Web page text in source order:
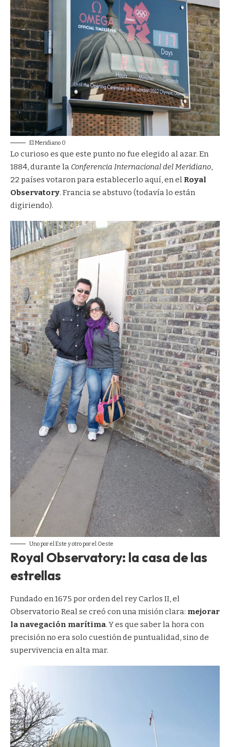
El Meridiano 0
Lo curioso es que este punto no fue elegido al azar. En
1884, durante la Conferencia Internacional del Meridiano
22 países votaron para establecerlo aquí, en el Royal
Observatory. Francia se abstuvo (todavía lo están
digiriendo).
Uno por el Este y otro por el Oeste
Royal Observatory: la casa de las
estrellas
Fundado en 1675 por orden del rey Carlos II, el
Observatorio Real se creó con una misión clara: mejorar
la navegación marítima. Y es que saber la hora con
precisión no era solo cuestión de puntualidad, sino de
supervivencia en alta mar.